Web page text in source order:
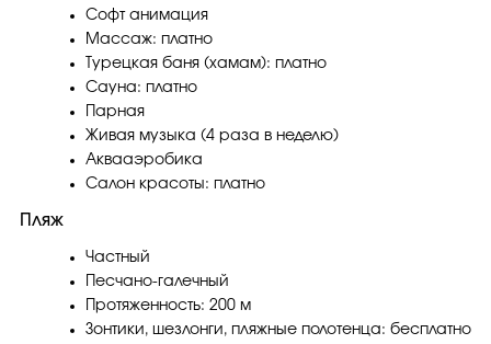
Софт анимация
Массаж: платно
Турецкая баня (хамам): платно
Сауна: платно
Парная
Живая музыка (4 раза в неделю)
Аквааэробика
Салон красоты: платно
Пляж
Частный
Песчано-галечный
Протяженность: 200 м
Зонтики, шезлонги, пляжные полотенца: бесплатно